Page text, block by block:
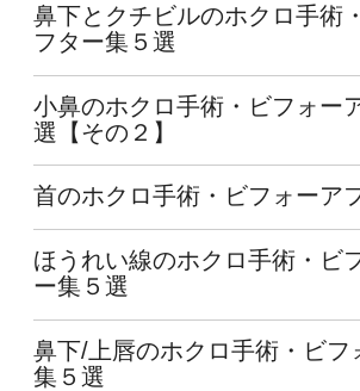
鼻下とクチビルのホクロ手術
フター集５選
小鼻のホクロ手術・ビフォー
選【その２】
首のホクロ手術・ビフォーア
ほうれい線のホクロ手術・ビ
ー集５選
鼻下/上唇のホクロ手術・ビフ
集５選